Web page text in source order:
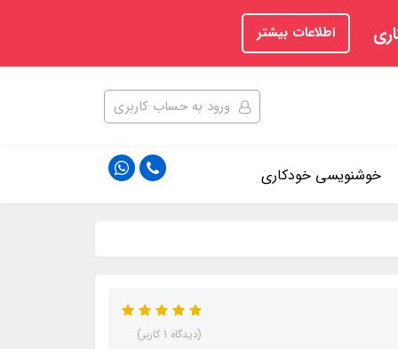
اطلاعات بیشتر
ورود به حساب کاربری
خوشنویسی خودکاری
(دیدگاه 1 کاربر)